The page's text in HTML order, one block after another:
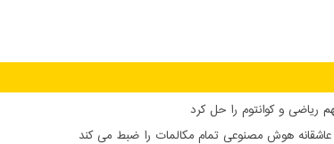
عاشقانه هوش مصنوعی تمام مکالمات را ضبط می کند